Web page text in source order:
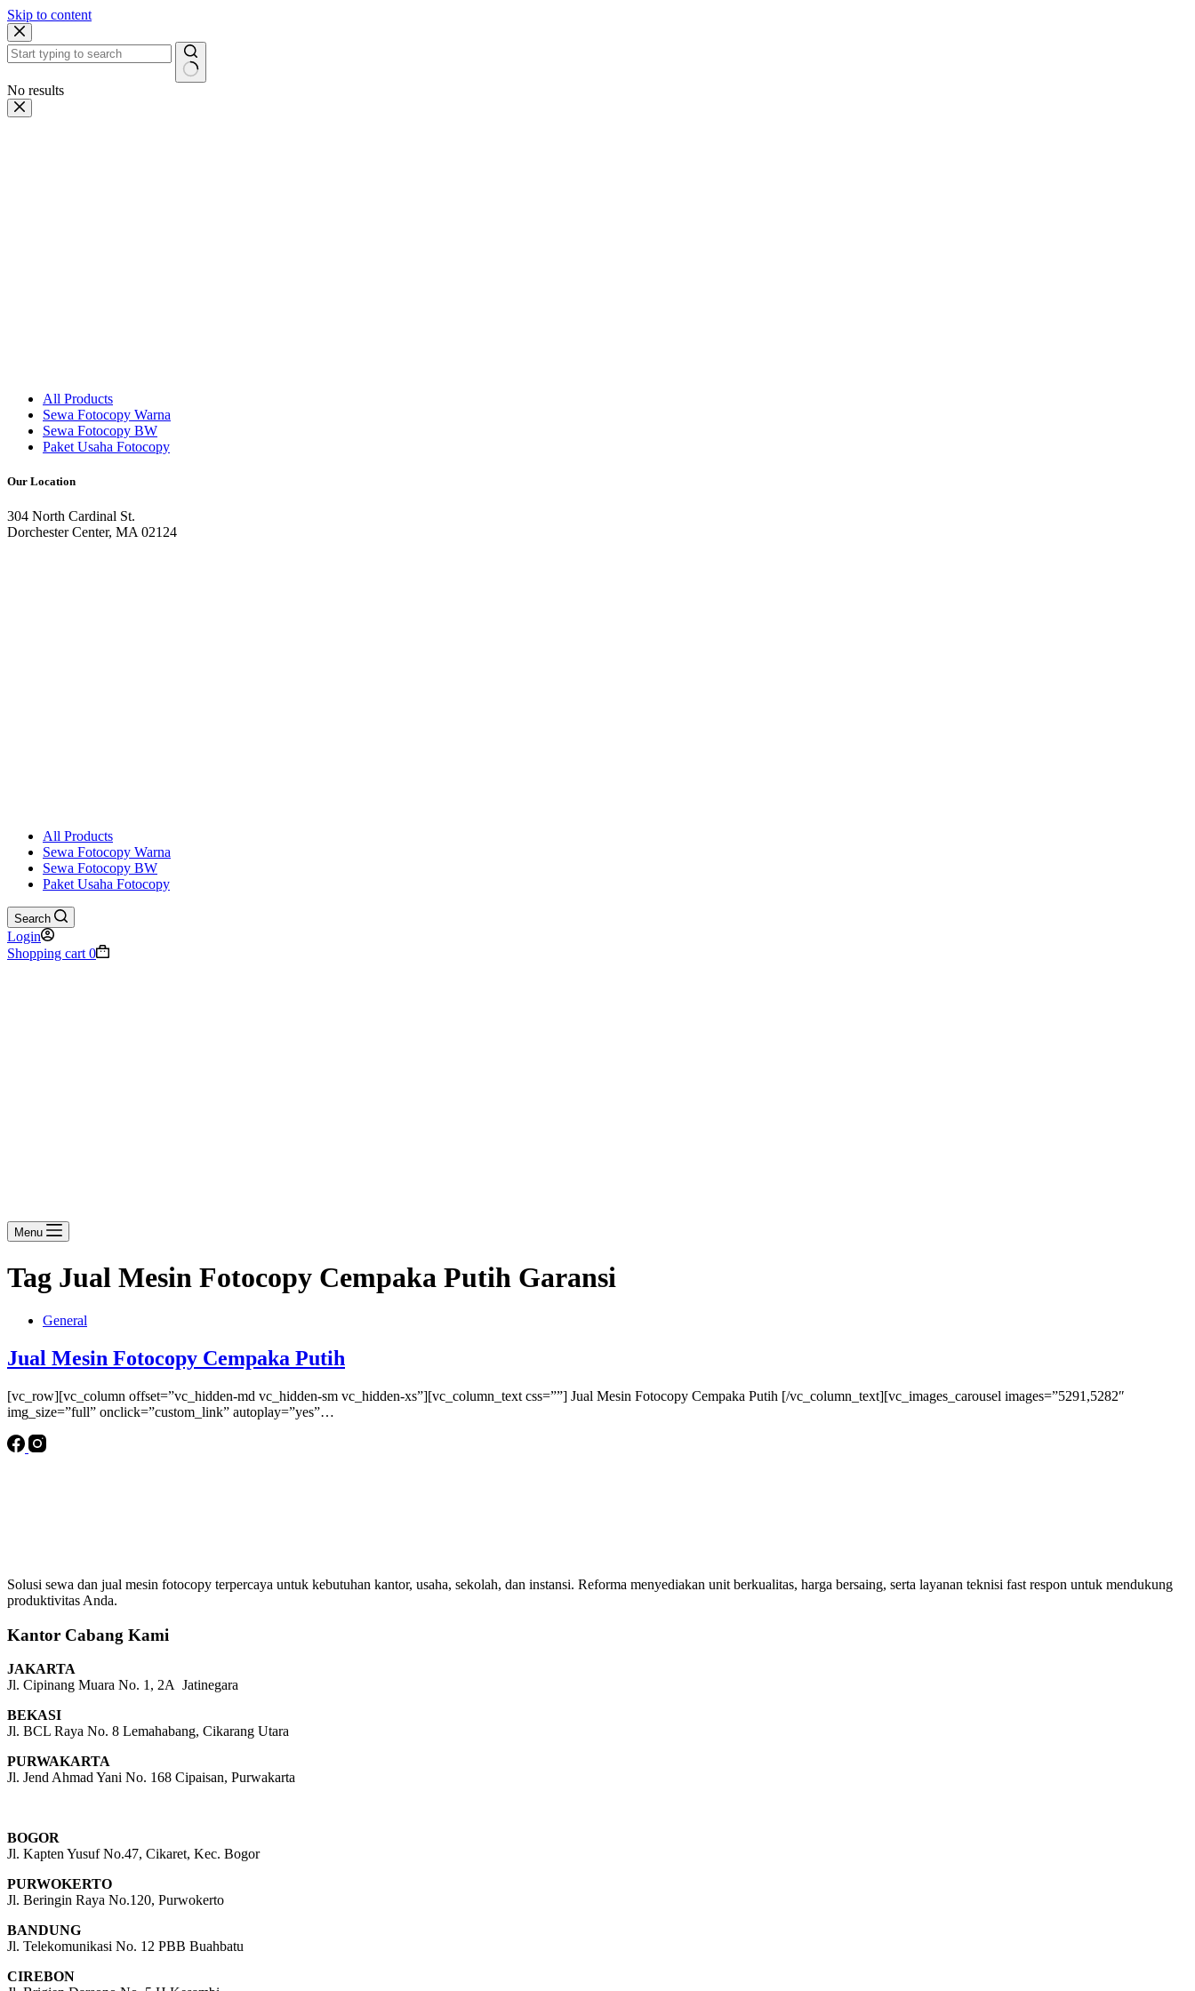
Skip to content
No results
All Products
Sewa Fotocopy Warna
Sewa Fotocopy BW
Paket Usaha Fotocopy
Our Location
304 North Cardinal St.
Dorchester Center, MA 02124
All Products
Sewa Fotocopy Warna
Sewa Fotocopy BW
Paket Usaha Fotocopy
Search
Login
Shopping cart 0
Menu
Tag Jual Mesin Fotocopy Cempaka Putih Garansi
General
Jual Mesin Fotocopy Cempaka Putih
[vc_row][vc_column offset=”vc_hidden-md vc_hidden-sm vc_hidden-xs”][vc_column_text css=””] Jual Mesin Fotocopy Cempaka Putih [/vc_column_text][vc_images_carousel images=”5291,5282″
img_size=”full” onclick=”custom_link” autoplay=”yes”…
Solusi sewa dan jual mesin fotocopy terpercaya untuk kebutuhan kantor, usaha, sekolah, dan instansi. Reforma menyediakan unit berkualitas, harga bersaing, serta layanan teknisi fast respon untuk mendukung
produktivitas Anda.
Kantor Cabang Kami
JAKARTA
Jl. Cipinang Muara No. 1, 2A Jatinegara
BEKASI
Jl. BCL Raya No. 8 Lemahabang, Cikarang Utara
PURWAKARTA
Jl. Jend Ahmad Yani No. 168 Cipaisan, Purwakarta
BOGOR
Jl. Kapten Yusuf No.47, Cikaret, Kec. Bogor
PURWOKERTO
Jl. Beringin Raya No.120, Purwokerto
BANDUNG
Jl. Telekomunikasi No. 12 PBB Buahbatu
CIREBON